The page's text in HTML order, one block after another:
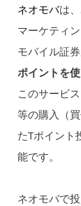
ネオモバは
マーケティ
モバイル証
ポイントを
このサービ
等の購入（
たTポイント
能です。
ネオモバで